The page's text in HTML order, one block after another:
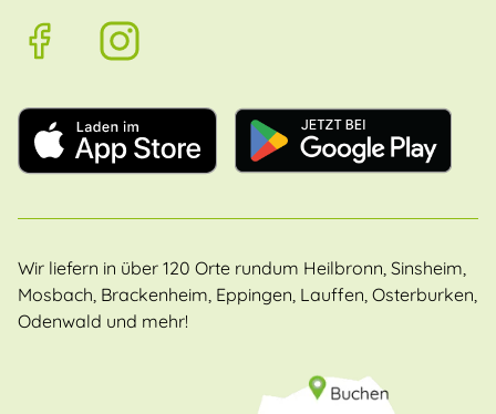
Wir liefern in über 120 Orte rundum Heilbronn, Sinsheim,
Mosbach, Brackenheim, Eppingen, Lauffen, Osterburken,
Odenwald und mehr!